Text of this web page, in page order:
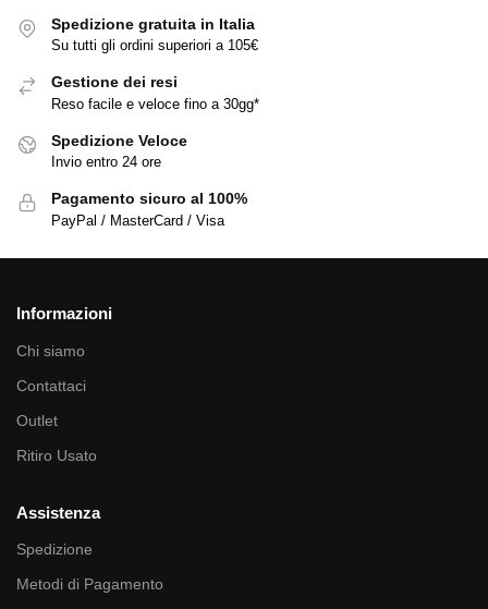
Spedizione gratuita in Italia
Su tutti gli ordini superiori a 105€
Gestione dei resi
Reso facile e veloce fino a 30gg*
Spedizione Veloce
Invio entro 24 ore
Pagamento sicuro al 100%
PayPal / MasterCard / Visa
Informazioni
Chi siamo
Contattaci
Outlet
Ritiro Usato
Assistenza
Spedizione
Metodi di Pagamento